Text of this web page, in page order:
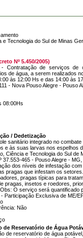
Tecnologia do Sul de Minas
Nº 5.450/2005)
Contratação de serviços de
de água, a serem realizados
às 12:00 Hs e das 14:00 às
- Nova Pouso Alegre - Pouso
08:00Hs
/ Dedetização
sanitário integrado no
e às suas larvas nos espelhos
Ciência e Tecnologia do Sul de
37.553-465 - Pouso Alegre -
dos níveis de infestação
pragas que infestam os
pragas típicas para
pragas, insetos e roedores,
O serviço será quantificado
Participação Exclusiva de ME/
Não
de Reservatório de Água
de reservatório de água